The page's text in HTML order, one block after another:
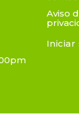
Aviso
Iniciar